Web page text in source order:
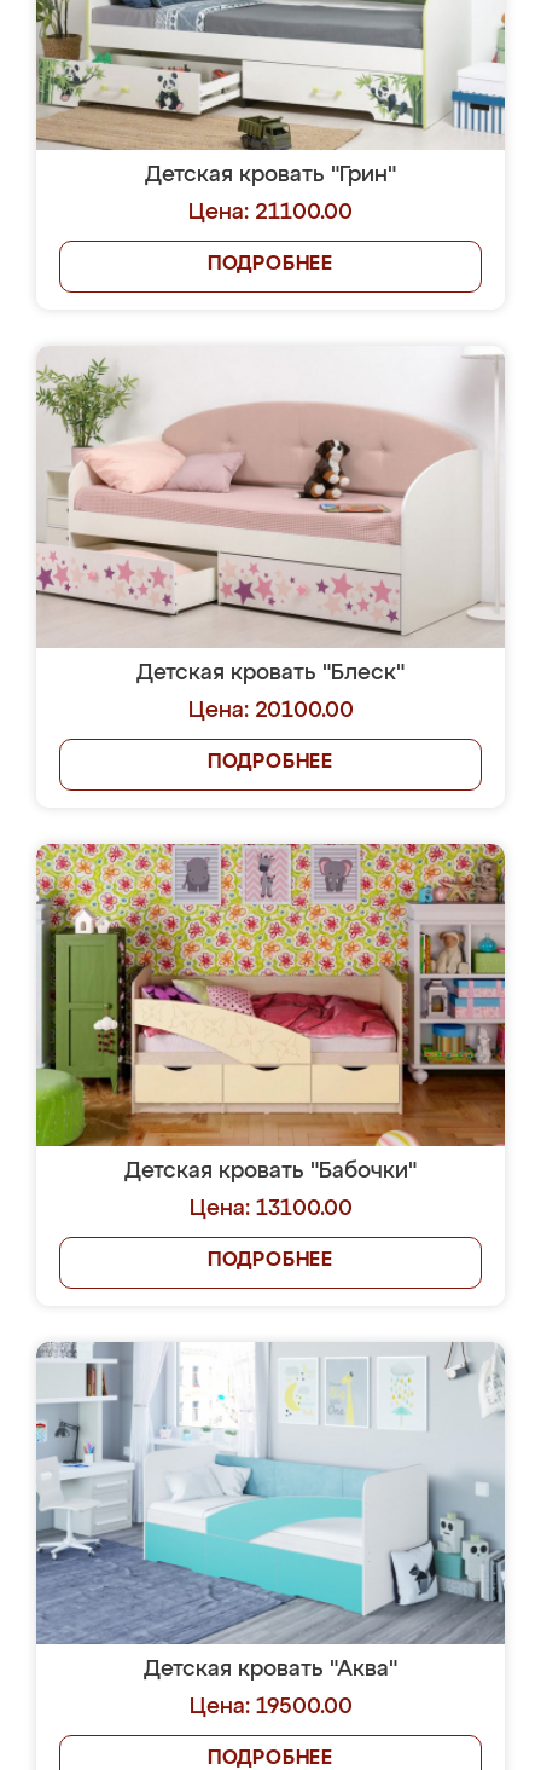
Детская кровать "Грин"
Цена: 21100.00
ПОДРОБНЕЕ
Детская кровать "Блеск"
Цена: 20100.00
ПОДРОБНЕЕ
Детская кровать "Бабочки"
Цена: 13100.00
ПОДРОБНЕЕ
Детская кровать "Аква"
Цена: 19500.00
ПОДРОБНЕЕ